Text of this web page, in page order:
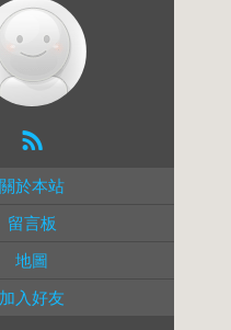
關於本站
留言板
地圖
加入好友